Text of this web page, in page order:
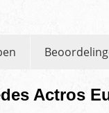
Actros